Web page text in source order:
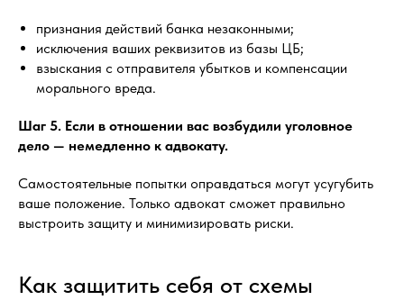
признания действий банка незаконными;
исключения ваших реквизитов из базы ЦБ;
взыскания с отправителя убытков и компенсации
морального вреда.
Шаг 5. Если в отношении вас возбудили уголовное
дело — немедленно к адвокату.
Самостоятельные попытки оправдаться могут усугубить
ваше положение. Только адвокат сможет правильно
выстроить защиту и минимизировать риски.
Как защитить себя от схемы